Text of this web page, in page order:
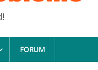
FORUM